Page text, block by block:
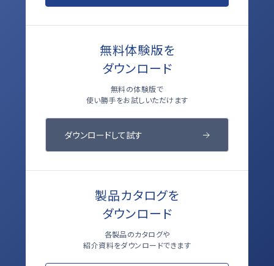
無料体験版を
ダウンロード
無料の体験版で
使い勝手をお試しいただけます
ダウンロードして試す
製品カタログを
ダウンロード
各製品のカタログや
紹介資料をダウンロードできます